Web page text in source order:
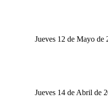
Jueves 12 de Mayo de
Jueves 14 de Abril de